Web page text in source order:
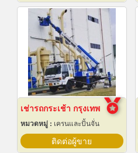
เช่ารถกระเช้า กรุงเทพ
หมวดหมู่ : เครนและปั้นจั่น
ติดต่อผู้ขาย